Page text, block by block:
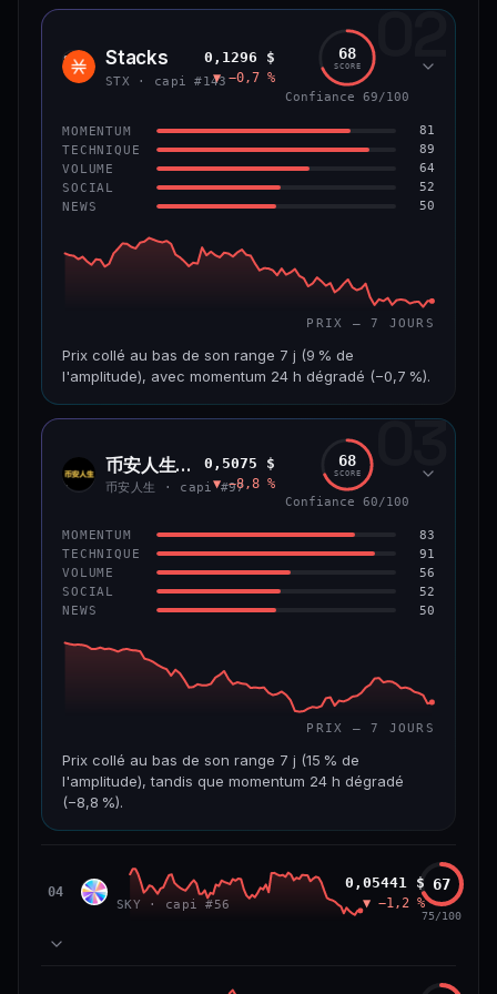
CAP. MARCHÉ VOLUME 24 H
VAR. 7 J VAR. 30 J
−9,9 %
VS ATH
−55,9 %
CONFIANCE 66/100
02
STX Stacks
STX · capi #143
0,1296 $
▼ −0,7 %
68
SCORE
Confiance 69/100
MOMENTUM 81
TECHNIQUE 89
VOLUME 64
SOCIAL 52
NEWS 50
PRIX — 7 JOURS
Prix collé au bas de son range 7 j (9 % de
l'amplitude), avec momentum 24 h dégradé (−0,7 %).
CAP. MARCHÉ VOLUME 24 H
VAR. 7 J VAR. 30 J
−22,2 %
VS ATH
−96,6 %
RANG CAPI.
#143
CONFIANCE 69/100
03
币安
人生
币安人生 (BinanceLife)
币安人生 · capi #97
0,5075 $
▼ −8,8 %
68
SCORE
Confiance 60/100
MOMENTUM 83
TECHNIQUE 91
VOLUME 56
SOCIAL 52
NEWS 50
PRIX — 7 JOURS
Prix collé au bas de son range 7 j (15 % de
l'amplitude), tandis que momentum 24 h dégradé
(−8,8 %).
508 M$ 8,7 M$
VAR. 7 J VAR. 30 J
04 SKY Sky
SKY · capi #56
0,05441 $
▼ −1,2 %
67
75/100
78